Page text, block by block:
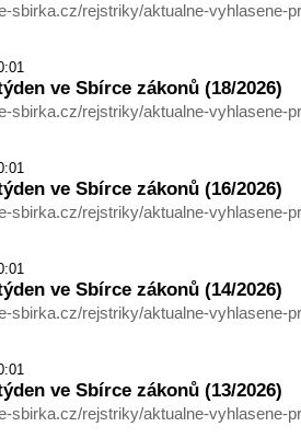
sbirka.cz/rejstriky/aktualne-vyhlasene-
ve Sbírce zákonů (18/2026)
sbirka.cz/rejstriky/aktualne-vyhlasene-
ve Sbírce zákonů (16/2026)
sbirka.cz/rejstriky/aktualne-vyhlasene-
ve Sbírce zákonů (14/2026)
sbirka.cz/rejstriky/aktualne-vyhlasene-
ve Sbírce zákonů (13/2026)
sbirka.cz/rejstriky/aktualne-vyhlasene-